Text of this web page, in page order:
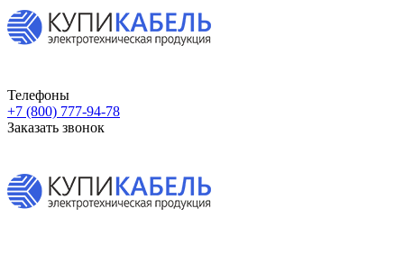
Телефоны
+7 (800) 777-94-78
Заказать звонок